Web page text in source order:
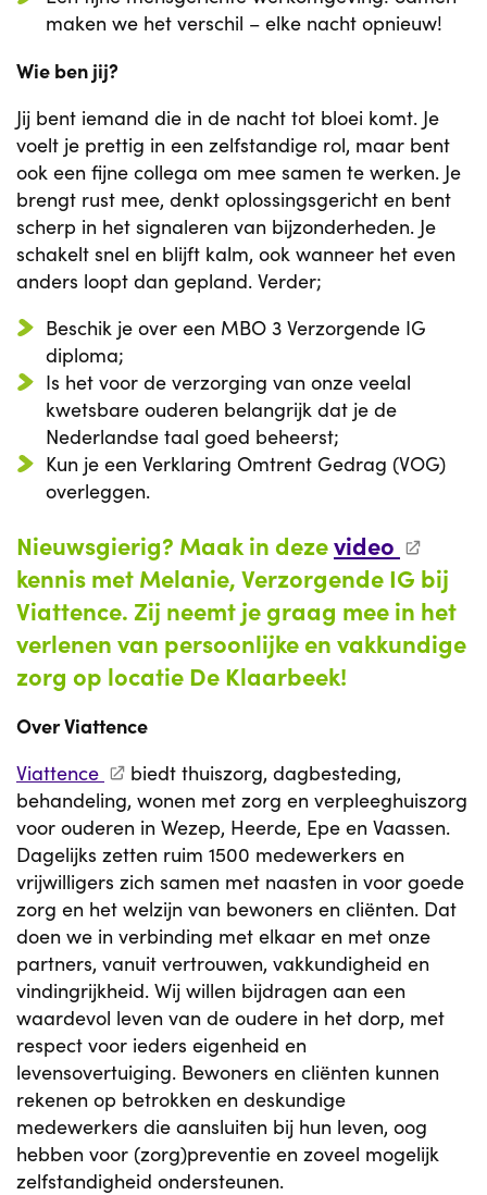
maken we het verschil – elke nacht opnieuw!
Wie ben jij?
Jij bent iemand die in de nacht tot bloei komt. Je
voelt je prettig in een zelfstandige rol, maar bent
ook een fijne collega om mee samen te werken. Je
brengt rust mee, denkt oplossingsgericht en bent
scherp in het signaleren van bijzonderheden. Je
schakelt snel en blijft kalm, ook wanneer het even
anders loopt dan gepland. Verder;
Beschik je over een MBO 3 Verzorgende IG
diploma;
Is het voor de verzorging van onze veelal
kwetsbare ouderen belangrijk dat je de
Nederlandse taal goed beheerst;
Kun je een Verklaring Omtrent Gedrag (VOG)
overleggen.
Nieuwsgierig? Maak in dezevideo
kennis met Melanie, Verzorgende IG bij
Viattence. Zij neemt je graag mee in het
verlenen van persoonlijke en vakkundige
zorg op locatie De Klaarbeek!
Over Viattence
Viattence
biedt thuiszorg, dagbesteding,
behandeling, wonen met zorg en verpleeghuiszorg
voor ouderen in Wezep, Heerde, Epe en Vaassen.
Dagelijks zetten ruim 1500 medewerkers en
vrijwilligers zich samen met naasten in voor goede
zorg en het welzijn van bewoners en cliënten. Dat
doen we in verbinding met elkaar en met onze
partners, vanuit vertrouwen, vakkundigheid en
vindingrijkheid. Wij willen bijdragen aan een
waardevol leven van de oudere in het dorp, met
respect voor ieders eigenheid en
levensovertuiging. Bewoners en cliënten kunnen
rekenen op betrokken en deskundige
medewerkers die aansluiten bij hun leven, oog
hebben voor (zorg)preventie en zoveel mogelijk
zelfstandigheid ondersteunen.